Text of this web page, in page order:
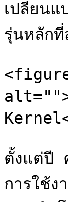
เปลี่ยน
รุ่นหลัก
ตั้งแต่ปี
การใช้ง